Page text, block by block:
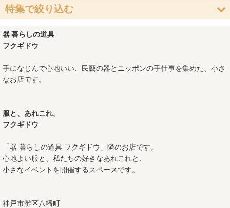
並び順:
特集で絞り込む
豆皿
四寸皿
六寸皿
七寸皿
八寸皿
器 暮らしの道具
フクギドウ
手になじんで心地いい、民藝の器とニッポンの手仕事を集めた、小さ
なお店です。
服と、あれこれ。
フクギドウ
「器 暮らしの道具 フクギドウ」隣のお店です。
心地よい服と、私たちの好きなあれこれと、
小さなイベントを開催するスペースです。
神戸市灘区八幡町